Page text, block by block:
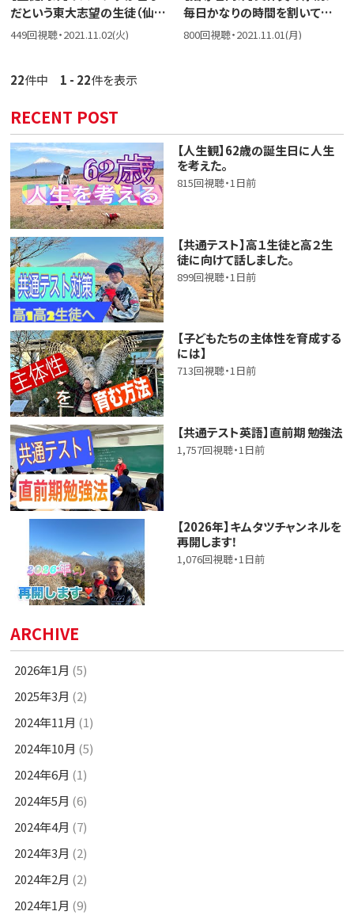
だという東大志望の生徒（仙
台）の質問に答えました。まずは
449回視聴・2021.11.02(火)
毎日かなりの時間を割いていま
す。効果的でもう少し楽になる
800回視聴・2021.11.01(月)
22件中 1 - 22件を表示
RECENT POST
【人生観】62歳の誕生日に人生
を考えた。
815回視聴・1日前
【共通テスト】高１生徒と高２生
徒に向けて話しました。
899回視聴・1日前
【子どもたちの主体性を育成する
には】
713回視聴・1日前
【共通テスト英語】直前期 勉強法
1,757回視聴・1日前
【2026年】キムタツチャンネルを
再開します！
1,076回視聴・1日前
ARCHIVE
2026年1月 (5)
2025年3月 (2)
2024年11月 (1)
2024年10月 (5)
2024年6月 (1)
2024年5月 (6)
2024年4月 (7)
2024年3月 (2)
2024年2月 (2)
2024年1月 (9)